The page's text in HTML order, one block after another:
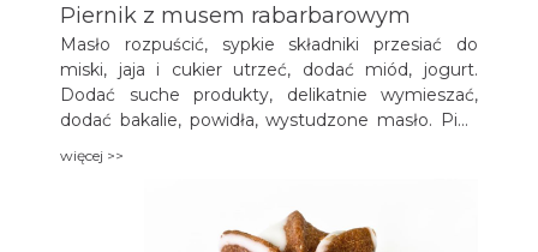
Piernik z musem rabarbarowym
Masło rozpuścić, sypkie składniki przesiać do
miski, jaja i cukier utrzeć, dodać miód, jogurt.
Dodać suche produkty, delikatnie wymieszać,
dodać bakalie, powidła, wystudzone masło. Piec
więcej >>